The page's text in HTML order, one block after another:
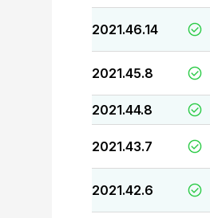
2021.46.14
2021.45.8
2021.44.8
2021.43.7
2021.42.6